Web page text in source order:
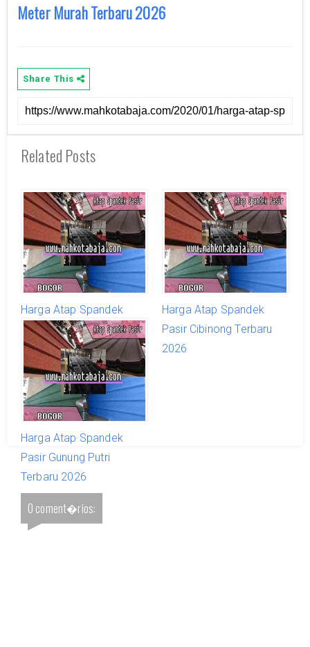
Meter Murah Terbaru 2026
Share This
Related Posts
Harga Atap Spandek
Pasir Cijeruk Terbaru
2026
Harga Atap Spandek
Pasir Cibinong Terbaru
2026
Harga Atap Spandek
Pasir Gunung Putri
Terbaru 2026
0 coment�rios: